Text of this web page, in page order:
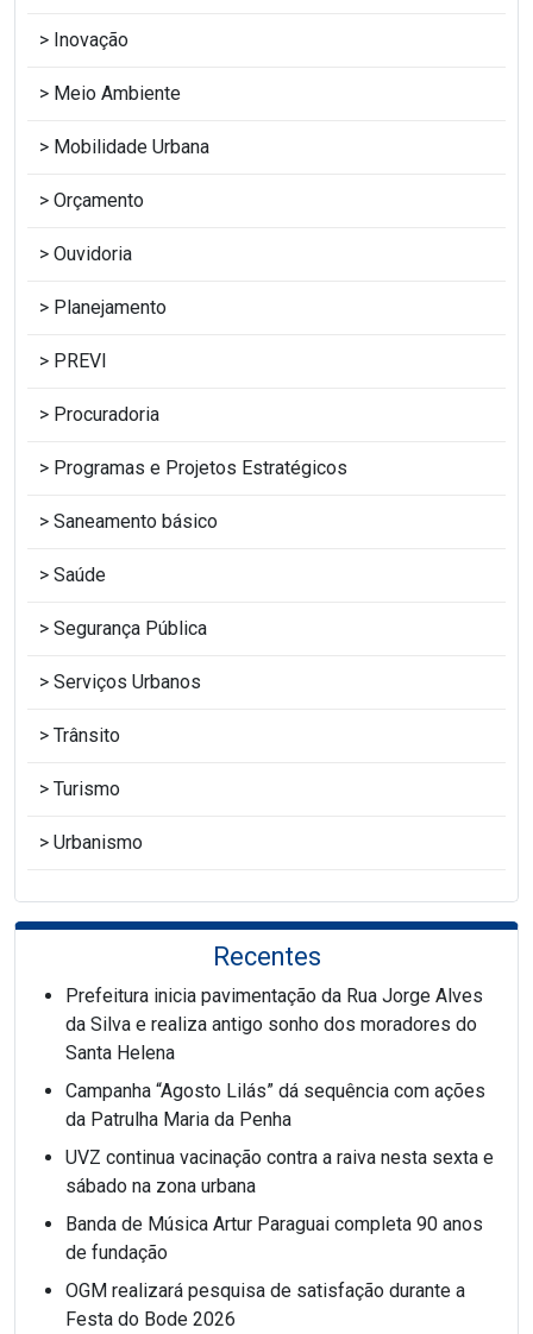
Inovação
Meio Ambiente
Mobilidade Urbana
Orçamento
Ouvidoria
Planejamento
PREVI
Procuradoria
Programas e Projetos Estratégicos
Saneamento básico
Saúde
Segurança Pública
Serviços Urbanos
Trânsito
Turismo
Urbanismo
Recentes
Prefeitura inicia pavimentação da Rua Jorge Alves
da Silva e realiza antigo sonho dos moradores do
Santa Helena
Campanha “Agosto Lilás” dá sequência com ações
da Patrulha Maria da Penha
UVZ continua vacinação contra a raiva nesta sexta e
sábado na zona urbana
Banda de Música Artur Paraguai completa 90 anos
de fundação
OGM realizará pesquisa de satisfação durante a
Festa do Bode 2026